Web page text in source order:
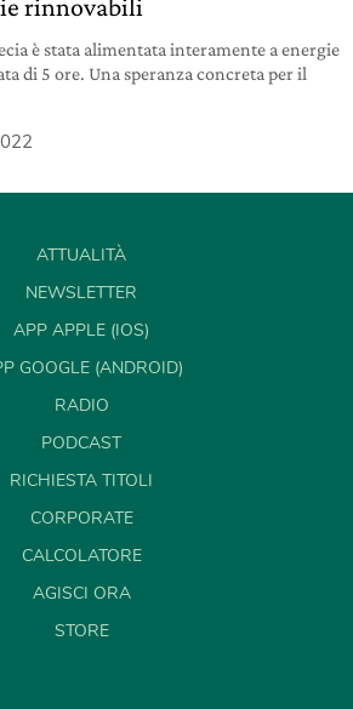
rinnovabili
è stata alimentata interamente a energie
di 5 ore. Una speranza concreta per il
ATTUALITÀ
NEWSLETTER
APP APPLE (IOS)
GOOGLE (ANDROID)
RADIO
PODCAST
RICHIESTA TITOLI
CORPORATE
CALCOLATORE
AGISCI ORA
STORE